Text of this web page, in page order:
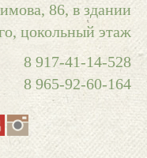
86, в здании
цокольный этаж
8 917-41-14-528
8 965-92-60-164